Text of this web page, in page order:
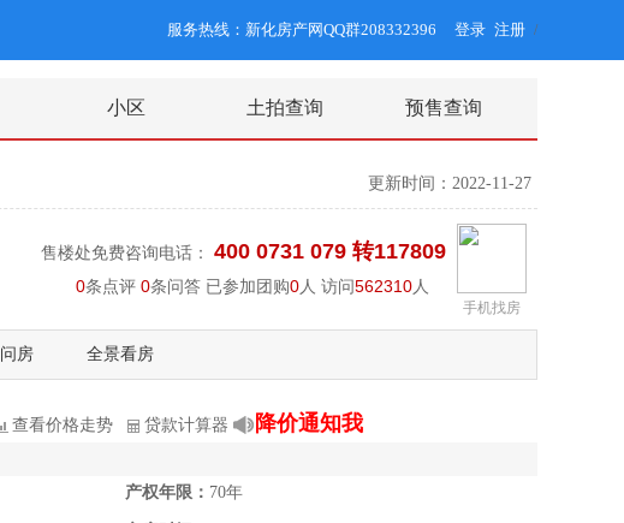
服务热线：新化房产网QQ群208332396 登录 /
注册
小区 土拍查询 预售查询
更新时间：2022-11-27
手机找房
售楼处免费咨询电话： 400 0731 079 转117809
0条点评 0条问答 已参加团购0人 访问562310人
问房 全景看房
查看价格走势 贷款计算器 降价通知我
产权年限： 70年